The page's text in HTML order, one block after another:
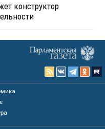
конструктор